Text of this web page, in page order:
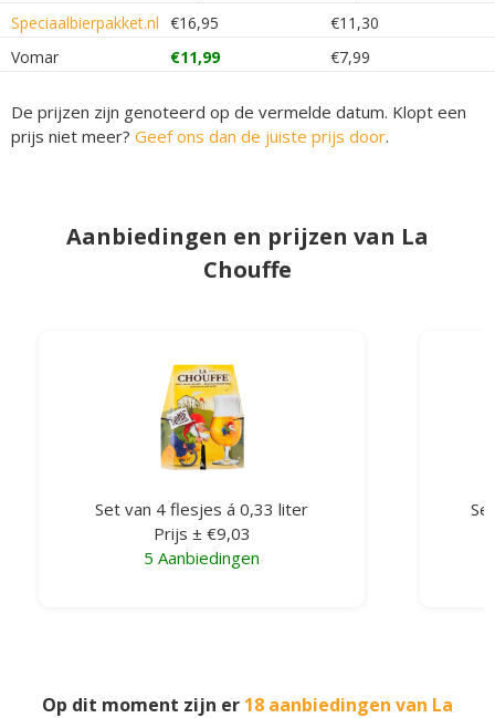
Speciaalbierpakket.nl €16,95
€11,30
Vomar
€11,99 €7,99
De prijzen zijn genoteerd op de vermelde datum. Klopt een
prijs niet meer? Geef ons dan de juiste prijs door.
Aanbiedingen en prijzen van La
Chouffe
Set van 4 flesjes á 0,33 liter
Prijs ± €9,03
5 Aanbiedingen
Op dit moment zijn er 18 aanbiedingen van La